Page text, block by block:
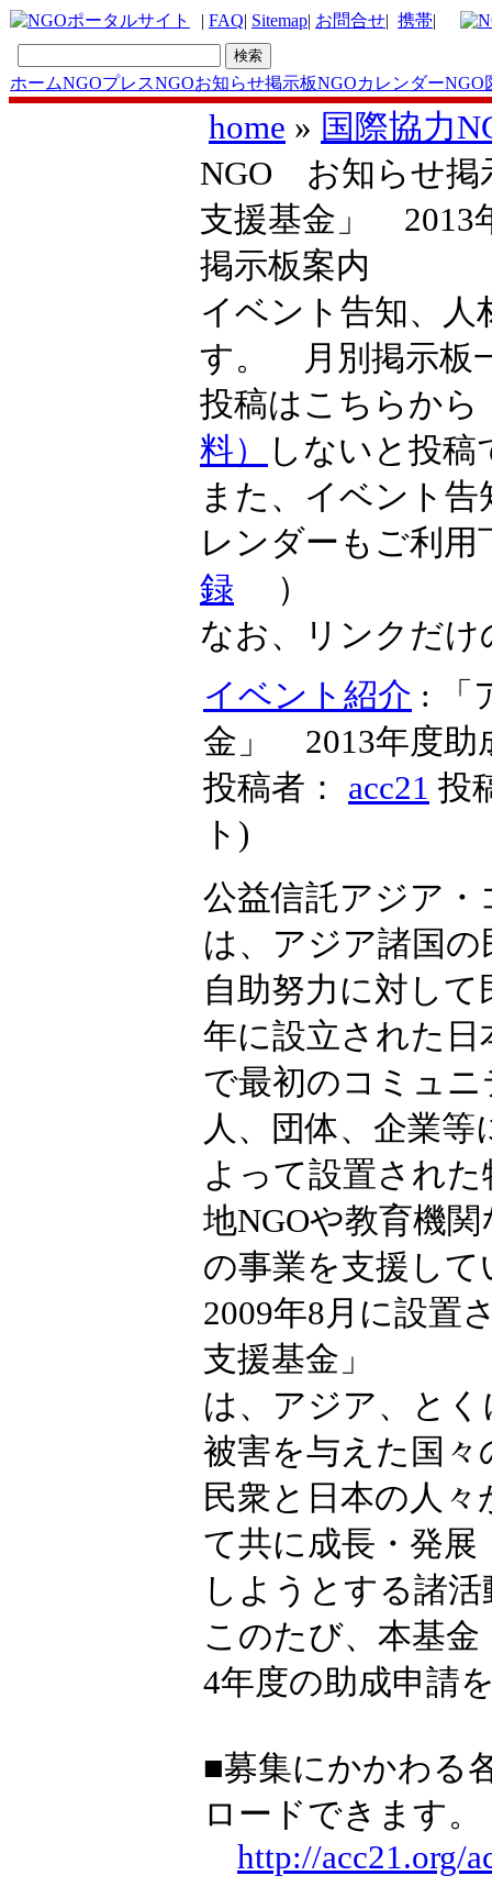
| FAQ| Sitemap| お問合せ| 携帯|
ホームNGOプレスNGOお知らせ掲示板NGOカレンダーNGO
home » 国際協力
NGO お知らせ掲
支援基金」 2013
掲示板案内
イベント告知、人
す。 月別掲示
投稿はこちらか
料）
しないと投
また、イベント
レンダーもご利
録 ）
なお、リンクだ
イベント紹介 : 「
金」 2013年度助
投稿者： acc21 投
ト )
公益信託アジア
は、アジア諸国の
自助努力に対し
年に設立された日
で最初のコミュ
人、団体、企業等
よって設置され
地NGOや教育機関
の事業を支援して
2009年8月に設置
支援基金」
は、アジア、と
被害を与えた国々
民衆と日本の人
て共に成長・発展
しようとする諸
このたび、本基金
4年度の助成申請
■募集にかかわる
ロードできます。
http://acc21.org/